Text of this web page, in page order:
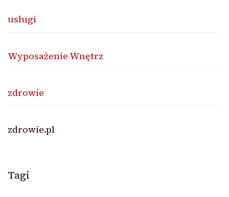
usługi
Wyposażenie Wnętrz
zdrowie
zdrowie.pl
Tagi